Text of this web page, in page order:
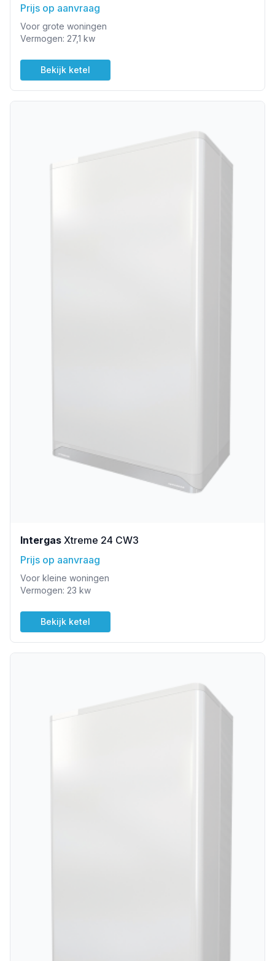
Prijs op aanvraag
Voor grote woningen
Vermogen: 27,1 kw
Bekijk ketel
Intergas Xtreme 24 CW3
Prijs op aanvraag
Voor kleine woningen
Vermogen: 23 kw
Bekijk ketel